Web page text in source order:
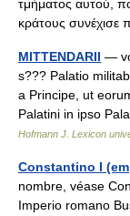
τμήματος αυτού,
κράτους
MITTENDARII —
s??? Palatio
a Principe, ut
Palatini in ipso
Hofmann J. Lexicon
Constantino I
nombre, véase
Imperio romano